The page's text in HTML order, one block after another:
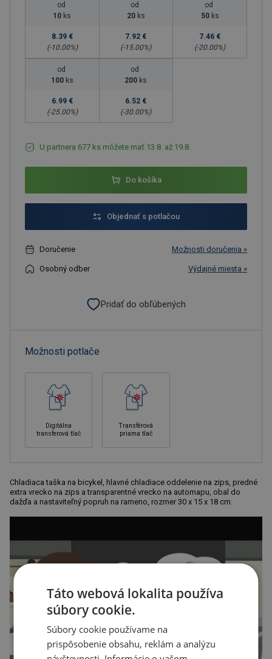
od
10 ks
8.39 €
(-10.00%)
od
20 ks
7.92 €
(-15.00%)
od
50 ks
7.46 €
(-20.00%)
od
100 ks
6.99 €
(-25.00%)
od
200 ks
6.52 €
(-30.00%)
U partnera 677 ks môžete mať 13.8. až 19.8.
Do košíka
Objednať s potlačou
Doručenie Možnosti doručenia »
Osobný odber Výdajné miesta »
Pridať do obľúbených
Možnosti potlače
Digitálna
transferová tlač
Transférová
priama tlač
Chladiaca taška na bicykel, hlavné chladiace oddelenie na zips, predné
extra vrecko na zips a transparentné vrecko na automapu, obal do
dažďa a nastaviteľný popruh na rameno, rozmer 30 x 15 x 18 cm.
Táto webová lokalita používa
súbory cookie.
Súbory cookie používame na
prispôsobenie obsahu, reklám a analýzu